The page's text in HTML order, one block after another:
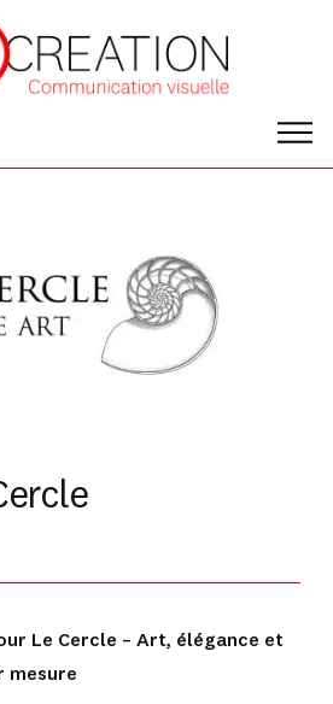
Le Cercle – Art, élégance et
mesure